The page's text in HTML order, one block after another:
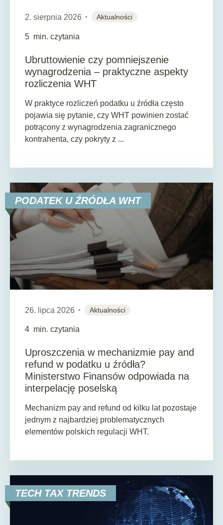
2. sierpnia 2026 Aktualności
5 min. czytania
Ubruttowienie czy pomniejszenie
wynagrodzenia – praktyczne aspekty
rozliczenia WHT
W praktyce rozliczeń podatku u źródła często
pojawia się pytanie, czy WHT powinien zostać
potrącony z wynagrodzenia zagranicznego
kontrahenta, czy pokryty z ...
PODATEK U ŹRÓDŁA WHT
26. lipca 2026 Aktualności
4 min. czytania
Uproszczenia w mechanizmie pay and
refund w podatku u źródła?
Ministerstwo Finansów odpowiada na
interpelację poselską
Mechanizm pay and refund od kilku lat pozostaje
jednym z najbardziej problematycznych
elementów polskich regulacji WHT.
TECH TAX TRENDS